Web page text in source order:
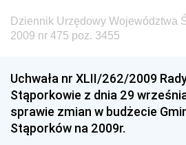
Dziennik Urzędowy Ministra
Dziennik Urzędowy Ministra
Narodowego i Sportu
Dziennik Urzędowy Ministra
Społecznej
Dziennik Urzędowy Województwa
2009 nr 475 poz. 3455
Uchwała nr XLII/262/2009
Stąporkowie z dnia 29
sprawie zmian w budżecie
Stąporków na 2009r.